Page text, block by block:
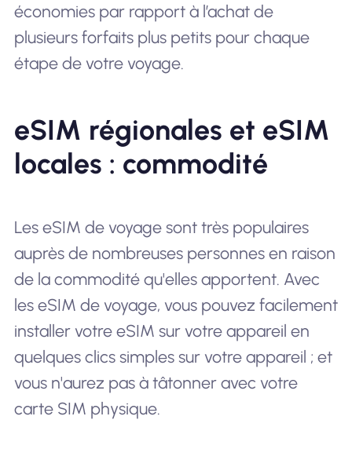
économies par rapport à l’achat de
plusieurs forfaits plus petits pour chaque
étape de votre voyage.
eSIM régionales et eSIM
locales : commodité
Les eSIM de voyage sont très populaires
auprès de nombreuses personnes en raison
de la commodité qu'elles apportent. Avec
les eSIM de voyage, vous pouvez facilement
installer votre eSIM sur votre appareil en
quelques clics simples sur votre appareil ; et
vous n'aurez pas à tâtonner avec votre
carte SIM physique.